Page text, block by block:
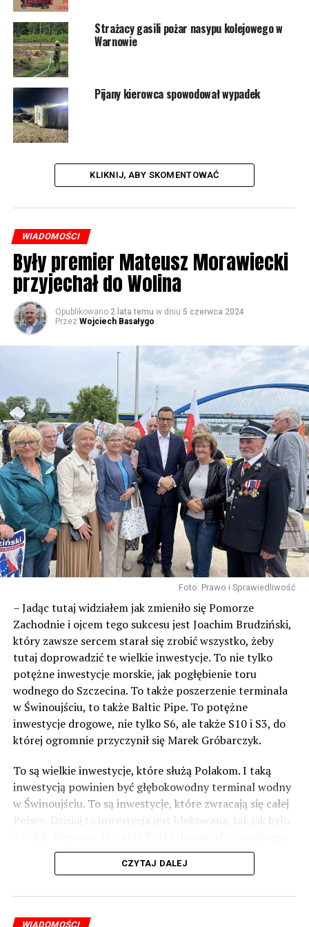
4515 odsłon
POWIĄZANE TEMATY:
NASTĘPNY
Turniej tenisa ziemnego – Wolin Cup 2022. Magda,
Rafał, Marcin i Karina są najlepsi
Kierowca volkswagena wjechał w budynek. Trzeba było
rozcinać samochód
Strażacy gasili pożar nasypu kolejowego w
Warnowie
Pijany kierowca spowodował wypadek
KLIKNIJ, ABY SKOMENTOWAĆ
WIADOMOŚCI
Były premier Mateusz Morawiecki
przyjechał do Wolina
Opublikowano 2 lata temu w dniu 5 czerwca 2024
Przez Wojciech Basałygo
Foto: Prawo i Sprawiedliwość
– Jadąc tutaj widziałem jak zmieniło się Pomorze
Zachodnie i ojcem tego sukcesu jest Joachim Brudziński,
który zawsze sercem starał się zrobić wszystko, żeby
tutaj doprowadzić te wielkie inwestycje. To nie tylko
potężne inwestycje morskie, jak pogłębienie toru
wodnego do Szczecina. To także poszerzenie terminala
w Świnoujściu, to także Baltic Pipe. To potężne
inwestycje drogowe, nie tylko S6, ale także S10 i S3, do
której ogromnie przyczynił się Marek Gróbarczyk.
To są wielkie inwestycje, które służą Polakom. I taką
inwestycją powinien być głębokowodny terminal wodny
w Świnoujściu. To są inwestycje, które zwracają się całej
Polsce. Dzisiaj ta inwestycja jest blokowana, tak jak było
odblokowania CPK.
wykorzystać wspaniały potencjał Zachodniego Pomorza,
o którym śp. Lech Kaczyński powiedział, że jest naszą
CZYTAJ DALEJ
WIADOMOŚCI